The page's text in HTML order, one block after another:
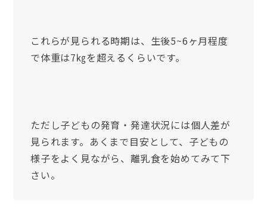
これらが見られる時期は、生後5~6ヶ月程度
で体重は7㎏を超えるくらいです。
ただし子どもの発育・発達状況には個人差が
見られます。あくまで目安として、子どもの
様子をよく見ながら、離乳食を始めてみて下
さい。